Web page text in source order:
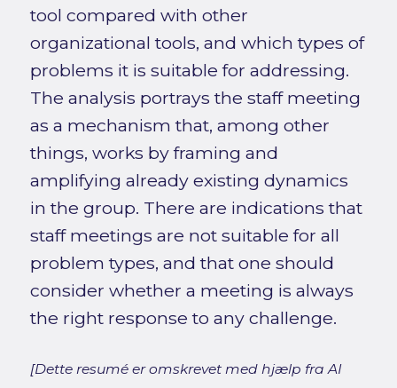
tool compared with other
organizational tools, and which types of
problems it is suitable for addressing.
The analysis portrays the staff meeting
as a mechanism that, among other
things, works by framing and
amplifying already existing dynamics
in the group. There are indications that
staff meetings are not suitable for all
problem types, and that one should
consider whether a meeting is always
the right response to any challenge.
[Dette resumé er omskrevet med hjælp fra AI